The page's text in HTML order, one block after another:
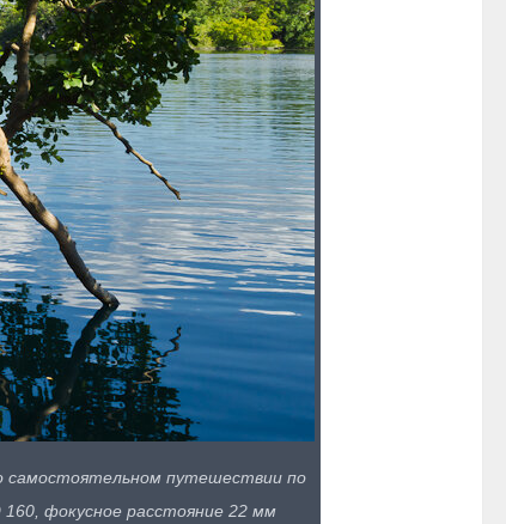
самостоятельном путешествии по
фокусное расстояние 22 мм